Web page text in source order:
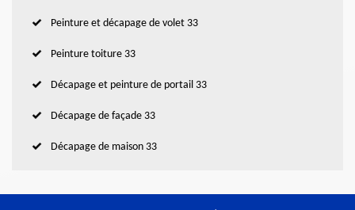
Peinture et décapage de volet 33
Peinture toiture 33
Décapage et peinture de portail 33
Décapage de façade 33
Décapage de maison 33